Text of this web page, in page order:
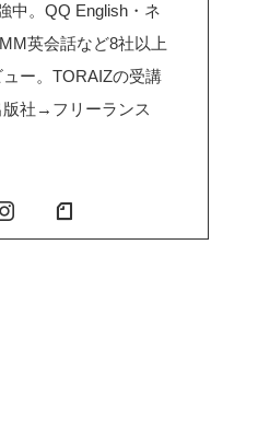
中。QQ English・ネ
英会話など8社以上
ー。TORAIZの受講
社→フリーランス